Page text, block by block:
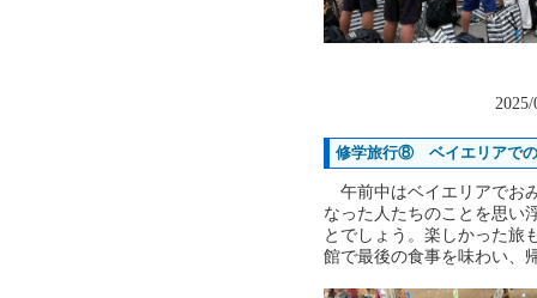
修学旅行⑧ ベイエリアでの
午前中はベイエリアでお
なった人たちのことを思い
とでしょう。楽しかった旅
館で最後の食事を味わい、